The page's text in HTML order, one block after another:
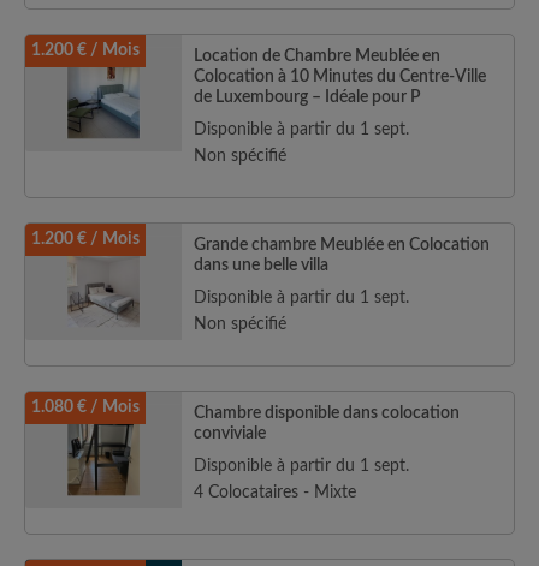
1.200 € / Mois
Location de Chambre Meublée en
Colocation à 10 Minutes du Centre-Ville
de Luxembourg – Idéale pour P
Disponible à partir du 1 sept.
Non spécifié
1.200 € / Mois
Grande chambre Meublée en Colocation
dans une belle villa
Disponible à partir du 1 sept.
Non spécifié
1.080 € / Mois
Chambre disponible dans colocation
conviviale
Disponible à partir du 1 sept.
4 Colocataires - Mixte